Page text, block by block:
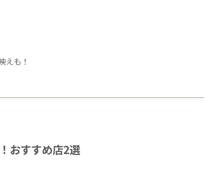
えも！
おすすめ店2選